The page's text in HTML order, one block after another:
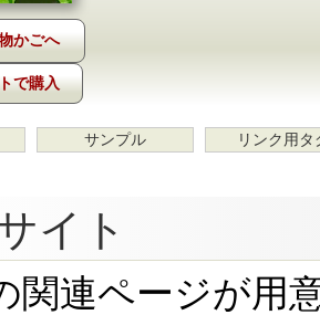
で購入
サンプル リンク用タ
イト
関連ページが用